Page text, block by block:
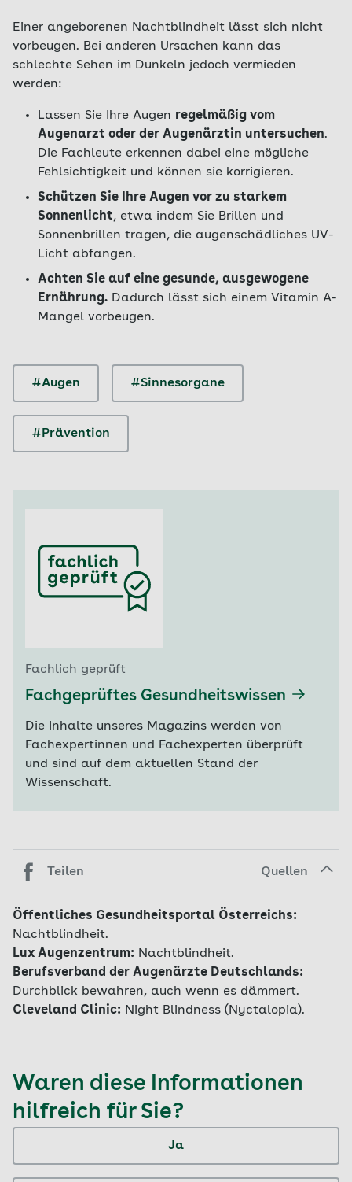
Einer angeborenen Nachtblindheit lässt sich nicht
vorbeugen. Bei anderen Ursachen kann das
schlechte Sehen im Dunkeln jedoch vermieden
werden:
Lassen Sie Ihre Augen regelmäßig vom
Augenarzt oder der Augenärztin untersuchen.
Die Fachleute erkennen dabei eine mögliche
Fehlsichtigkeit und können sie korrigieren.
Schützen Sie Ihre Augen vor zu starkem
Sonnenlicht, etwa indem Sie Brillen und
Sonnenbrillen tragen, die augenschädliches UV-
Licht abfangen.
Achten Sie auf eine gesunde, ausgewogene
Ernährung. Dadurch lässt sich einem Vitamin A-
Mangel vorbeugen.
#Augen #Sinnesorgane
#Prävention
Fachlich geprüft
Fachgeprüftes Gesundheitswissen
Die Inhalte unseres Magazins werden von
Fachexpertinnen und Fachexperten überprüft
und sind auf dem aktuellen Stand der
Wissenschaft.
Teilen Quellen
Öffentliches Gesundheitsportal Österreichs:
Nachtblindheit.
Lux Augenzentrum: Nachtblindheit.
Berufsverband der Augenärzte Deutschlands:
Durchblick bewahren, auch wenn es dämmert.
Cleveland Clinic: Night Blindness (Nyctalopia).
Waren diese Informationen
hilfreich für Sie?
Ja